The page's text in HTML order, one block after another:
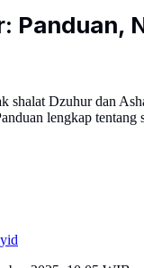
Panduan,
shalat Dzuhur dan
lengkap tentang